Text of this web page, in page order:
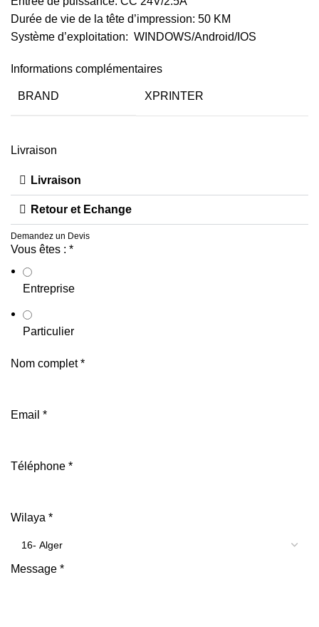
Durée de vie de la tête d’impression: 50 KM
Système d’exploitation: WINDOWS/Android/IOS
Informations complémentaires
BRAND XPRINTER
Livraison
Livraison
Retour et Echange
Demandez un Devis
Vous êtes : *
Entreprise
Particulier
Nom complet*
Email *
Téléphone *
Wilaya *
Message *